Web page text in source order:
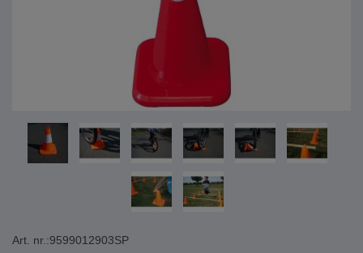
Art. nr.:9599012903SP